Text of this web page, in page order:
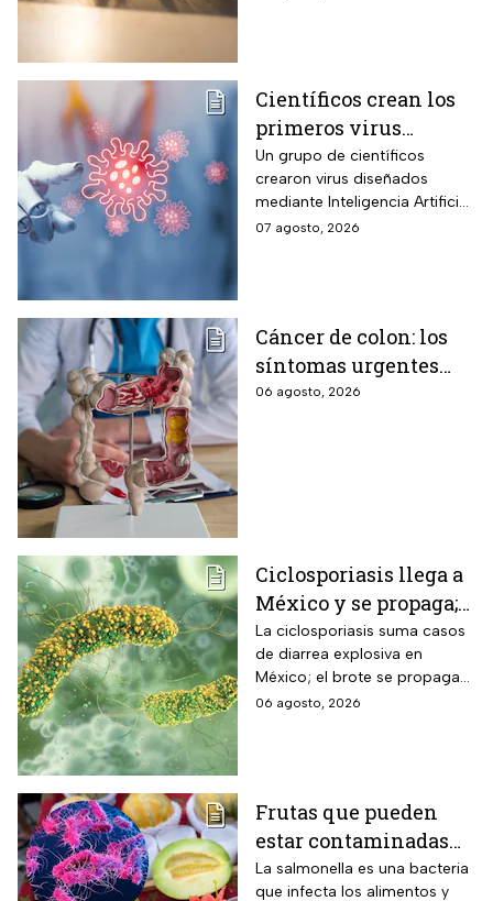
Científicos crean los
primeros virus
diseñados por la IA,
¿son peligrosos para
los humanos?
Un grupo de científicos
crearon virus diseñados
mediante Inteligencia Artificial
pero se han encendido las
07 agosto, 2026
Cáncer de colon: los
síntomas urgentes
que te advierten que
06 agosto, 2026
Ciclosporiasis llega a
México y se propaga;
activan protocolos
para revisar frutas y
verduras
La ciclosporiasis suma casos
de diarrea explosiva en
México; el brote se propaga
en el territorio nacional
06 agosto, 2026
Frutas que pueden
estar contaminadas
de salmonella y cómo
La salmonella es una bacteria
que infecta los alimentos y